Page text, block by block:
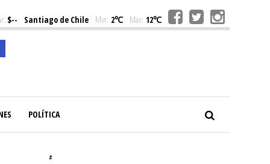
$-- Santiago de Chile Min: 2℃ Max: 12℃
POLÍTICA
#